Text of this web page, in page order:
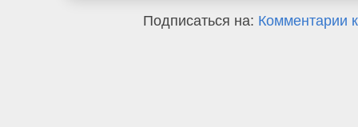
Подписаться на: Комментарии